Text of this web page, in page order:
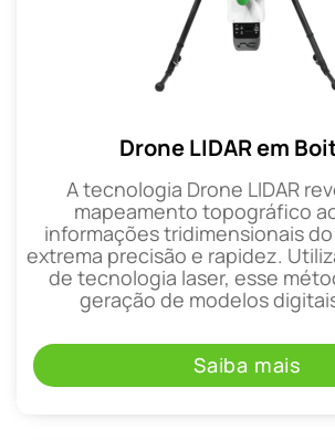
Drone LIDAR em
A tecnologia Drone LIDAR
mapeamento topográfico
informações tridimensionais
extrema precisão e rapidez.
de tecnologia laser, esse
geração de modelos
Saiba mais